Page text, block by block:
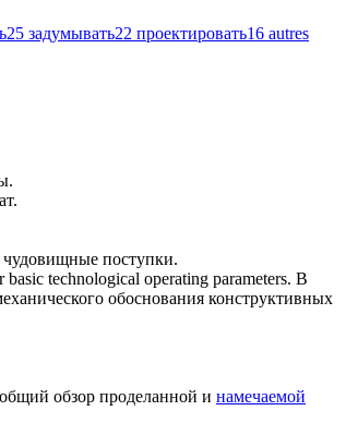
25 задумывать22 проектировать16 autres
поступки.
technological operating parameters. В
обоснования конструктивных
обзор проделанной и намечаемой